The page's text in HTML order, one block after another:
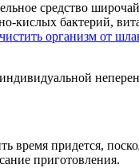
средство
кислых бактерий,
организм от
время придется,
приготовления.